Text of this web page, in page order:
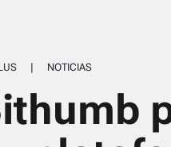
| NOTICIAS